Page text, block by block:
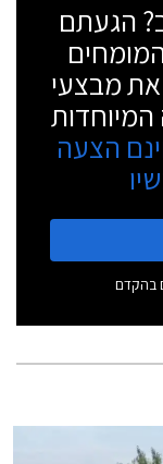
הגעתם
את מבצעי
הצעה
בהקדם